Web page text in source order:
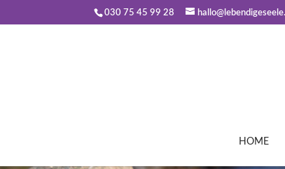
030 75 45 99 28
HOME